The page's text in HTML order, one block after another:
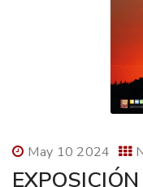
May 10 2024